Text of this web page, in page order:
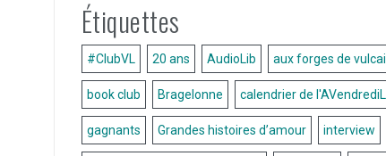
Étiquettes
#ClubVL 20 ans AudioLib aux forges de
book club Bragelonne calendrier de
gagnants Grandes histoires d’amour interview